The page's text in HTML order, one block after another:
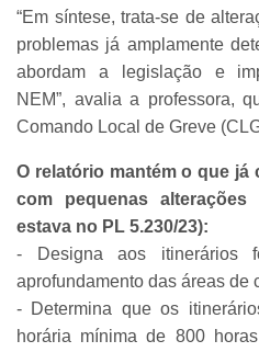
“Em síntese, trata-se de
problemas já amplamente
abordam a legislação e
NEM”, avalia a professora,
Comando Local de Greve
O relatório mantém o que já
com pequenas
estava no PL 5.230/23):
- Designa aos itinerários
aprofundamento das áreas de
- Determina que os
horária mínima de 800